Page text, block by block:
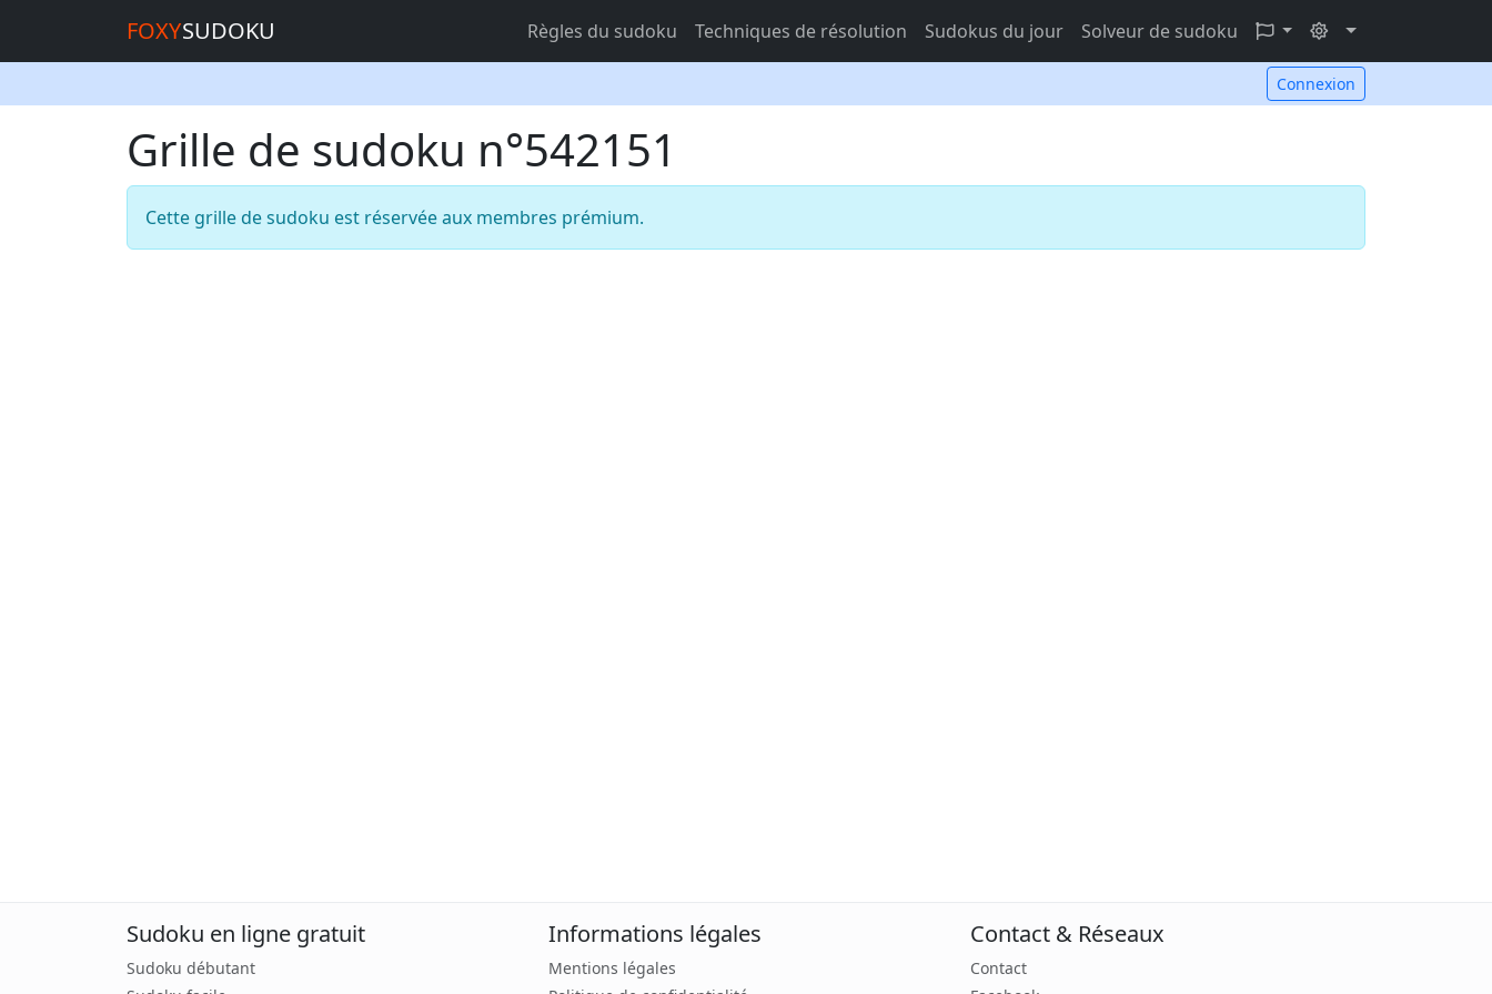
FOXYSUDOKU Règles du sudoku Techniques de résolution Sudokus du jour Solveur de sudoku
Connexion
Grille de sudoku n°542151
Cette grille de sudoku est réservée aux membres prémium.
Sudoku en ligne gratuit
Sudoku débutant
Informations légales
Mentions légales
Contact & Réseaux
Contact